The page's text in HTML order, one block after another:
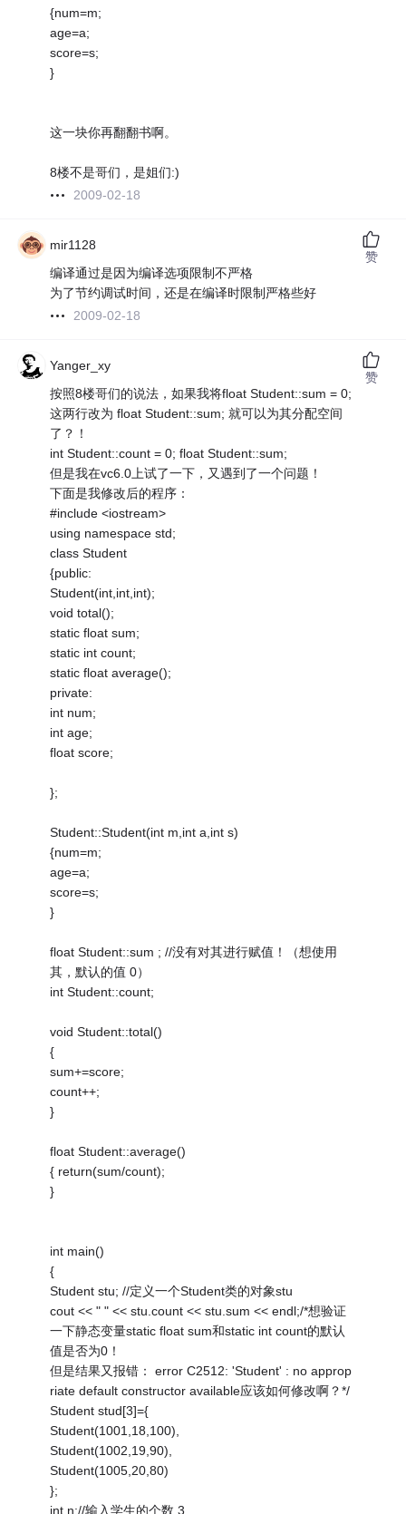
{num=m;
age=a;
score=s;
}
这一块你再翻翻书啊。
8楼不是哥们，是姐们:)
2009-02-18
mir1128
编译通过是因为编译选项限制不严格
为了节约调试时间，还是在编译时限制严格些好
2009-02-18
赞
Yanger_xy
按照8楼哥们的说法，如果我将float Student::sum = 0;
这两行改为 float Student::sum; 就可以为其分配空间
了？！
int Student::count = 0; float Student::sum;
但是我在vc6.0上试了一下，又遇到了一个问题！
下面是我修改后的程序：
#include <iostream>
using namespace std;
class Student
{public:
Student(int,int,int);
void total();
static float sum;
static int count;
static float average();
private:
int num;
int age;
float score;
};
Student::Student(int m,int a,int s)
{num=m;
age=a;
score=s;
}
float Student::sum ; //没有对其进行赋值！（想使用
其，默认的值 0）
int Student::count;
void Student::total()
{
sum+=score;
count++;
}
float Student::average()
{ return(sum/count);
}
int main()
{
Student stu; //定义一个Student类的对象stu
cout << " " << stu.count << stu.sum << endl;/*想验证
一下静态变量static float sum和static int count的默认
值是否为0！
但是结果又报错： error C2512: 'Student' : no approp
riate default constructor available应该如何修改啊？*/
Student stud[3]={
Student(1001,18,100),
Student(1002,19,90),
Student(1005,20,80)
};
int n;//输入学生的个数 3
赞